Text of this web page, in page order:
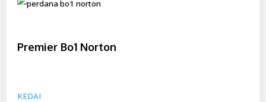
Premier Bo1 Norton
KEDAI